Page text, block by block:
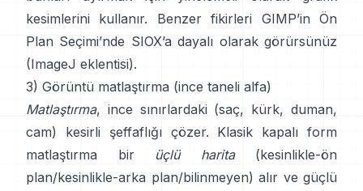
kesimlerini kullanır. Benzer fikirleri GIMP’in Ön
Plan Seçimi’nde SIOX’a dayalı olarak görürsünüz
(ImageJ eklentisi).
3) Görüntü matlaştırma (ince taneli alfa)
Matlaştırma, ince sınırlardaki (saç, kürk, duman,
cam) kesirli şeffaflığı çözer. Klasik kapalı form
matlaştırma
bir üçlü harita(kesinlikle-ön
plan/kesinlikle-arka plan/bilinmeyen) alır ve güçlü